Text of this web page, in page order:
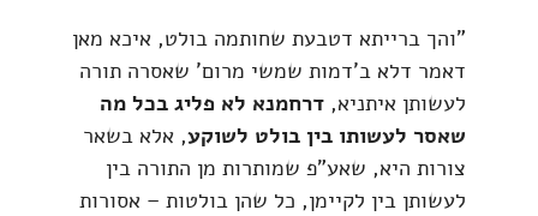
"והך ברייתא דטבעת שחותמה בולט, איכא מאן
דאמר דלא ב'דמות שמשי מרום' שאסרה תורה
לעשותן איתניא, דרחמנא לא פליג בכל מה
שאסר לעשותו בין בולט לשוקע, אלא בשאר
צורות היא, שאע"פ שמותרות מן התורה בין
לעשותן בין לקיימן, כל שהן בולטות – אסורות